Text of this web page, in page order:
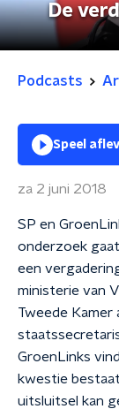
De
Podcasts
Speel
za 2 juni 2018
SP en
onderzoek
een
ministerie van
Tweede Kamer
GroenLinks
kwestie
uitsluitsel kan